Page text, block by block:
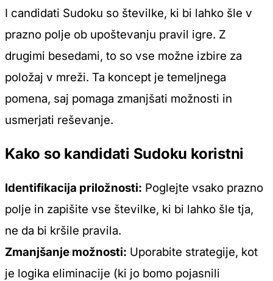
I candidati Sudoku so številke, ki bi lahko šle v
prazno polje ob upoštevanju pravil igre. Z
drugimi besedami, to so vse možne izbire za
položaj v mreži. Ta koncept je temeljnega
pomena, saj pomaga zmanjšati možnosti in
usmerjati reševanje.
Kako so kandidati Sudoku koristni
Identifikacija priložnosti: Poglejte vsako prazno
polje in zapišite vse številke, ki bi lahko šle tja,
ne da bi kršile pravila.
Zmanjšanje možnosti: Uporabite strategije, kot
je logika eliminacije (ki jo bomo pojasnili